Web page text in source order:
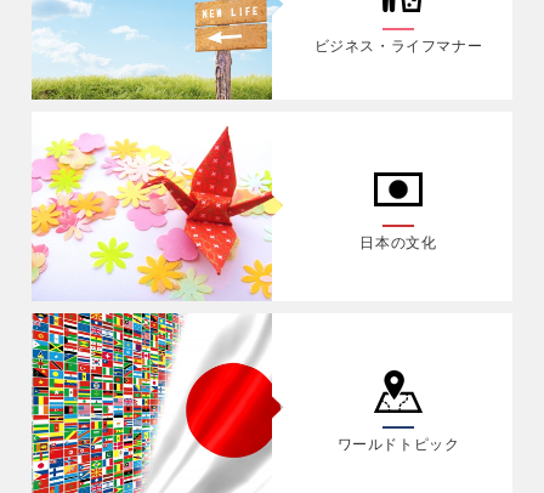
ビジネス・ライフマナー
日本の文化
ワールドトピック